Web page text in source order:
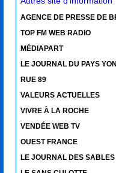
TOP FM WEB RADIO
MÉDIAPART
LE JOURNAL DU PAYS
RUE 89
VALEURS ACTUELLES
VIVRE À LA ROCHE
VENDÉE WEB TV
OUEST FRANCE
LE JOURNAL DES SABLES
LE SANS CULOTTE